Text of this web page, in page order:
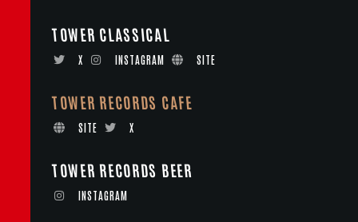
TOWER CLASSICAL
X INSTAGRAM SITE
TOWER RECORDS CAFE
SITE X
TOWER RECORDS BEER
INSTAGRAM